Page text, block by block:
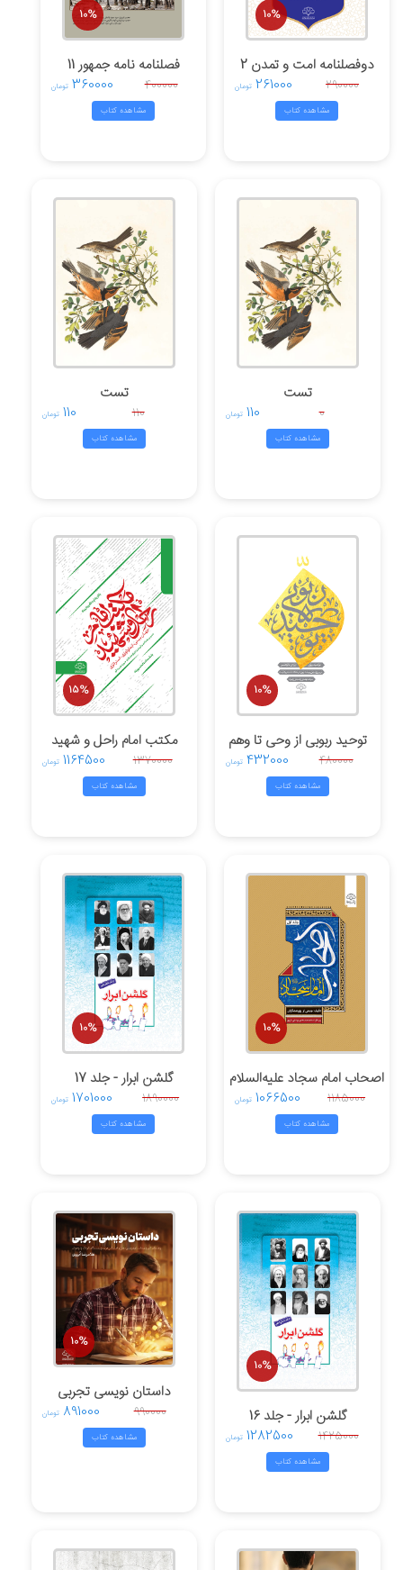
10%
دوفصلنامه امت و تمدن 2
261000 تومان 290000
مشاهده کتاب
10%
فصلنامه نامه جمهور 11
360000 تومان 400000
مشاهده کتاب
تست
110 تومان 0
مشاهده کتاب
تست
110 تومان 110
مشاهده کتاب
10%
توحید ربوبی از وحی تا وهم
432000 تومان 480000
مشاهده کتاب
15%
مکتب امام راحل و شهید
1164500 تومان 1370000
مشاهده کتاب
10%
اصحاب امام سجاد علیه‌السلام
1066500 تومان 1185000
مشاهده کتاب
10%
گلشن ابرار - جلد 17
1701000 تومان 1890000
مشاهده کتاب
10%
گلشن ابرار - جلد 16
1282500 تومان 1425000
مشاهده کتاب
10%
داستان نویسی تجربی
891000 تومان 990000
مشاهده کتاب